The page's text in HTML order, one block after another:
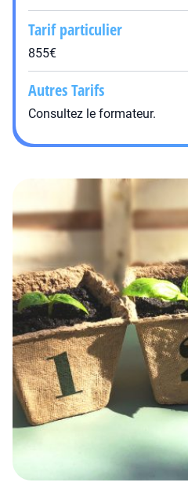
Tarif particulier
855€
Autres Tarifs
Consultez le formateur.